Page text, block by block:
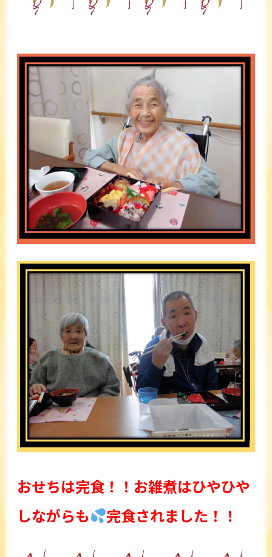
おせちは完食！！お雑煮はひやひや
しながらも
完食されました！！